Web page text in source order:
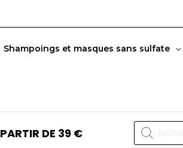
Shampoings et masques sans sulfate
DE 39 €
Recherche
de
produits